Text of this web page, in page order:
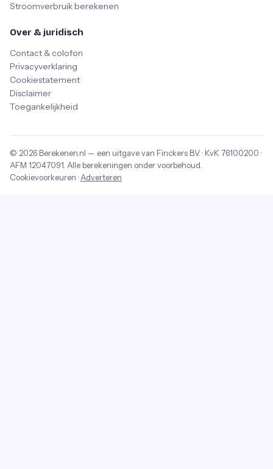
Stroomverbruik berekenen
Over & juridisch
Contact & colofon
Privacyverklaring
Cookiestatement
Disclaimer
Toegankelijkheid
© 2026 Berekenen.nl — een uitgave van Finckers B.V. · KvK 76100200 ·
AFM 12047091 . Alle berekeningen onder voorbehoud.
Cookievoorkeuren · Adverteren